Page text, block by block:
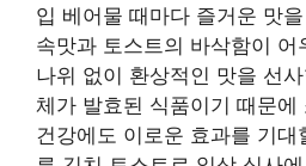
입 베어물 때마다 즐거운 맛
속맛과 토스트의 바삭함이
나위 없이 환상적인 맛을 선
체가 발효된 식품이기 때문에
건강에도 이로운 효과를 기